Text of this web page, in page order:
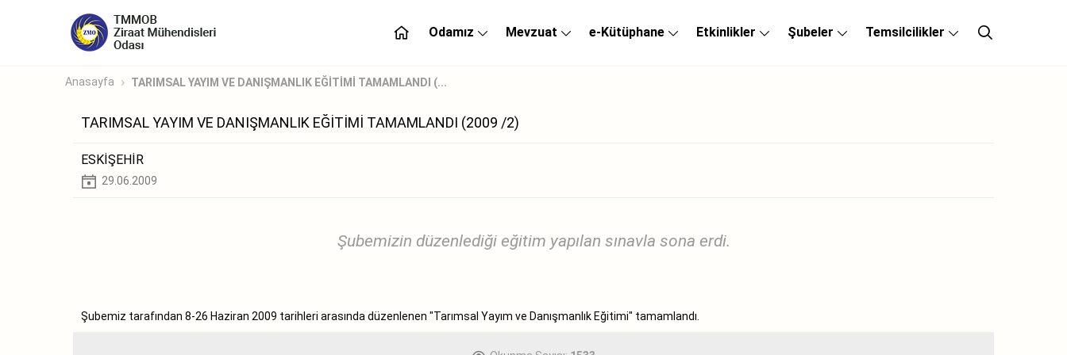
Odamız Mevzuat e-Kütüphane Etkinlikler Şubeler Temsilcilikler
Anasayfa TARIMSAL YAYIM VE DANIŞMANLIK EĞİTİMİ TAMAMLANDI (...
TARIMSAL YAYIM VE DANIŞMANLIK EĞİTİMİ TAMAMLANDI (2009 /2)
ESKİŞEHİR
29.06.2009
Şubemizin düzenlediği eğitim yapılan sınavla sona erdi.
Şubemiz tarafından 8-26 Haziran 2009 tarihleri arasında düzenlenen "Tarımsal Yayım ve Danışmanlık Eğitimi" tamamlandı.